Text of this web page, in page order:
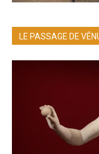
LE PASSAGE DE